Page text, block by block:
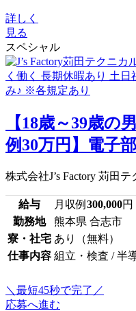
詳しく
見る
スペシャル
【18歳～39歳の
例30万円】電子
株式会社J’s Factory 苅田
給与 月収例 300,000円
勤務地
熊本県 合志市
寮・社宅 あり（無料）
仕事内容 組立・検査 / 半
＼最短45秒で完了／
応募へ進む